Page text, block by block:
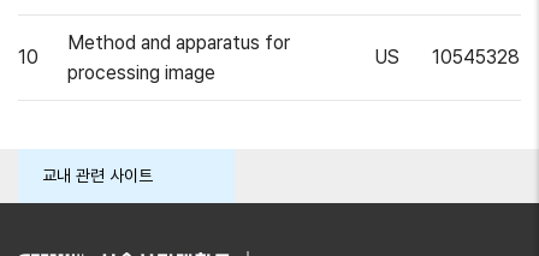
10
Method and apparatus for
processing image
US 10545328
교내 관련 사이트